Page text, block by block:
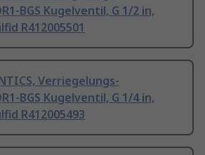
BGS Kugelventil, G 1/2 in,
R412005501
Verriegelungs-
BGS Kugelventil, G 1/4 in,
R412005493